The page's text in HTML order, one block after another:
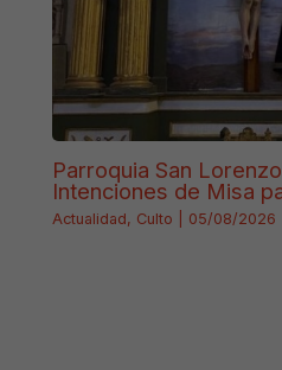
Parroquia San
Intenciones de Misa
Actualidad, Culto 05/08/2026